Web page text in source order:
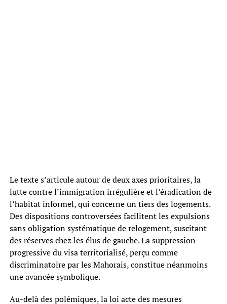
Le texte s’articule autour de deux axes prioritaires, la
lutte contre l’immigration irrégulière et l’éradication de
l’habitat informel, qui concerne un tiers des logements.
Des dispositions controversées facilitent les expulsions
sans obligation systématique de relogement, suscitant
des réserves chez les élus de gauche. La suppression
progressive du visa territorialisé, perçu comme
discriminatoire par les Mahorais, constitue néanmoins
une avancée symbolique.
Au-delà des polémiques, la loi acte des mesures